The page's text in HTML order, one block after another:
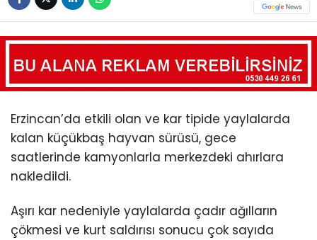
Erzincan’da etkili olan ve kar tipide yaylalarda
kalan küçükbaş hayvan sürüsü, gece
saatlerinde kamyonlarla merkezdeki ahırlara
nakledildi.
Aşırı kar nedeniyle yaylalarda çadır ağılların
çökmesi ve kurt saldırısı sonucu çok sayıda